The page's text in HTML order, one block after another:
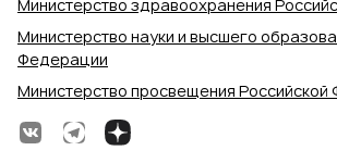
Министерство здравоохранения
Министерство науки и высшего
Федерации
Министерство просвещения